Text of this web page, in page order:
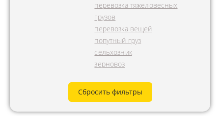
перевозка тяжеловесных
грузов
перевозка вещей
попутный груз
сельхозник
зерновоз
Сбросить фильтры